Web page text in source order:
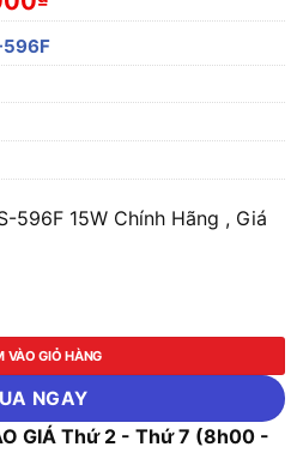
596F
596F 15W Chính Hãng , Giá
15W số lượng
VÀO GIỎ HÀNG
NGAY
GIÁ Thứ 2 - Thứ 7 (8h00 -